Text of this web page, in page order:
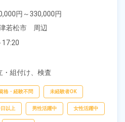
日120日★ワンルーム寮完
迎あり◎20代～40代の男女
無料駐車場あり★赴任旅
◎空調完備で快適作業★《福
円～330,000円
円～1,600円
若松市　周辺
17:20
・組付け、 検査
格・経験不問 未経験者OK
以上 男性活躍中 女性活躍中